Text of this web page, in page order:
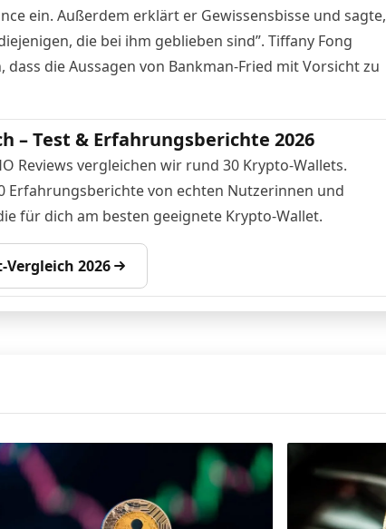
ein. Außerdem erklärt er Gewissensbisse und sagte,
die bei ihm geblieben sind”. Tiffany Fong
dass die Aussagen von Bankman-Fried mit Vorsicht zu
– Test & Erfahrungsberichte 2026
Reviews vergleichen wir rund 30 Krypto-Wallets.
Erfahrungsberichte von echten Nutzerinnen und
für dich am besten geeignete Krypto-Wallet.
Vergleich 2026